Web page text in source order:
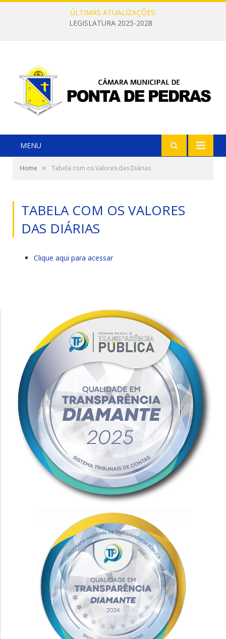
ÚLTIMAS ATUALIZAÇÕES:
LEGISLATURA 2025-2028
MENU
Home » Tabela com os Valores das Diárias
TABELA COM OS VALORES
DAS DIÁRIAS
Clique aqui para acessar